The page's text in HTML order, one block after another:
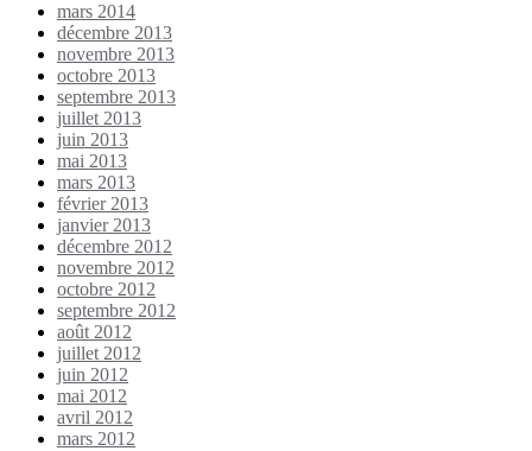
mars 2014
décembre 2013
novembre 2013
octobre 2013
septembre 2013
juillet 2013
juin 2013
mai 2013
mars 2013
février 2013
janvier 2013
décembre 2012
novembre 2012
octobre 2012
septembre 2012
août 2012
juillet 2012
juin 2012
mai 2012
avril 2012
mars 2012